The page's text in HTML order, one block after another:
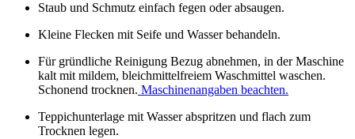
Staub und Schmutz einfach fegen oder absaugen.
Kleine Flecken mit Seife und Wasser behandeln.
Für gründliche Reinigung Bezug abnehmen, in der Maschine
kalt mit mildem, bleichmittelfreiem Waschmittel waschen.
Schonend trocknen. Maschinenangaben beachten.
Teppichunterlage mit Wasser abspritzen und flach zum
Trocknen legen.